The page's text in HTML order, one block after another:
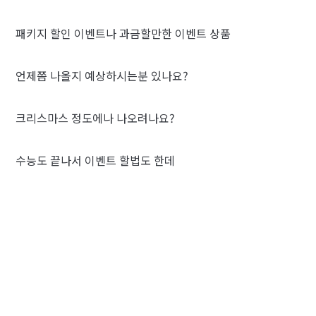
패키지 할인 이벤트나 과금할만한 이벤트 상품
언제쯤 나올지 예상하시는분 있나요?
크리스마스 정도에나 나오려나요?
수능도 끝나서 이벤트 할법도 한데